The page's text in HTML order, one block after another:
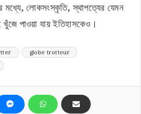
মধ্যে, লোকসংস্কৃতি, স্থাপত্যের যেমন
পাওয়া যায় ইতিহাসকেও।
globe trotteur